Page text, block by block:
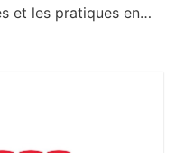
et les pratiques en…